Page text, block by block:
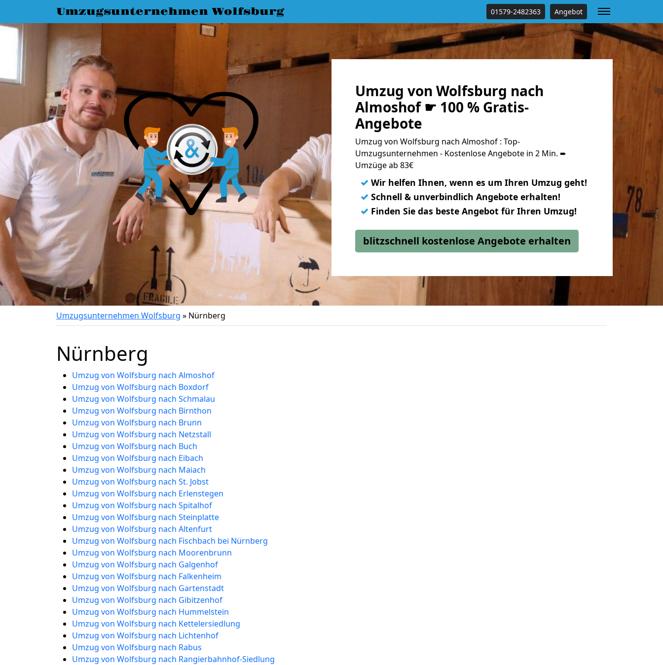
Umzugsunternehmen Wolfsburg 01579-2482363 Angebot
Umzug von Wolfsburg nach
Almoshof ☛ 100 % Gratis-
Angebote
Umzug von Wolfsburg nach Almoshof : Top-
Umzugsunternehmen - Kostenlose Angebote in 2 Min. ➨
Umzüge ab 83€
✓ Wir helfen Ihnen, wenn es um Ihren Umzug geht!
✓ Schnell & unverbindlich Angebote erhalten!
✓ Finden Sie das beste Angebot für Ihren Umzug!
blitzschnell kostenlose Angebote erhalten
Umzugsunternehmen Wolfsburg » Nürnberg
Nürnberg
Umzug von Wolfsburg nach Almoshof
Umzug von Wolfsburg nach Boxdorf
Umzug von Wolfsburg nach Schmalau
Umzug von Wolfsburg nach Birnthon
Umzug von Wolfsburg nach Brunn
Umzug von Wolfsburg nach Netzstall
Umzug von Wolfsburg nach Buch
Umzug von Wolfsburg nach Eibach
Umzug von Wolfsburg nach Maiach
Umzug von Wolfsburg nach St. Jobst
Umzug von Wolfsburg nach Erlenstegen
Umzug von Wolfsburg nach Spitalhof
Umzug von Wolfsburg nach Steinplatte
Umzug von Wolfsburg nach Altenfurt
Umzug von Wolfsburg nach Fischbach bei Nürnberg
Umzug von Wolfsburg nach Moorenbrunn
Umzug von Wolfsburg nach Galgenhof
Umzug von Wolfsburg nach Falkenheim
Umzug von Wolfsburg nach Gartenstadt
Umzug von Wolfsburg nach Gibitzenhof
Umzug von Wolfsburg nach Hummelstein
Umzug von Wolfsburg nach Kettelersiedlung
Umzug von Wolfsburg nach Lichtenhof
Umzug von Wolfsburg nach Rabus
Umzug von Wolfsburg nach Rangierbahnhof-Siedlung